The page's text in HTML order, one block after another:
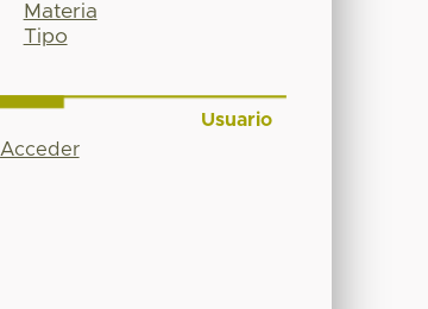
Materia
Tipo
Usuario
Acceder